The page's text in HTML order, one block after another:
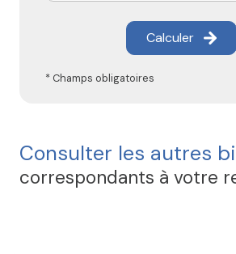
Calculer
* Champs obligatoires
Consulter les autres
correspondants à votre